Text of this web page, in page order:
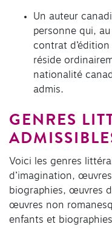
Un auteur
personne qui,
contrat
réside
nationalité
admis.
GENRES
Voici les genres
d’imagination,
biographies, œuvres
œuvres non
enfants et